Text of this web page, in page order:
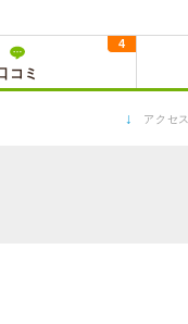
コミ
4
↓ アクセ